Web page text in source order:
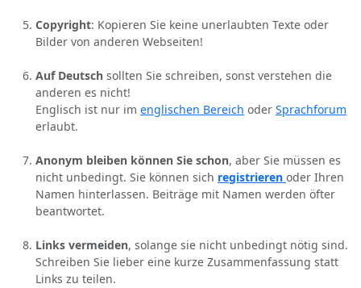
Copyright: Kopieren Sie keine unerlaubten Texte oder
Bilder von anderen Webseiten!
Auf Deutsch sollten Sie schreiben, sonst verstehen die
anderen es nicht!
Englisch ist nur im englischen Bereich oder Sprachforum
erlaubt.
Anonym bleiben können Sie schon, aber Sie müssen es
nicht unbedingt. Sie können sich registrieren oder Ihren
Namen hinterlassen. Beiträge mit Namen werden öfter
beantwortet.
Links vermeiden, solange sie nicht unbedingt nötig sind.
Schreiben Sie lieber eine kurze Zusammenfassung statt
Links zu teilen.